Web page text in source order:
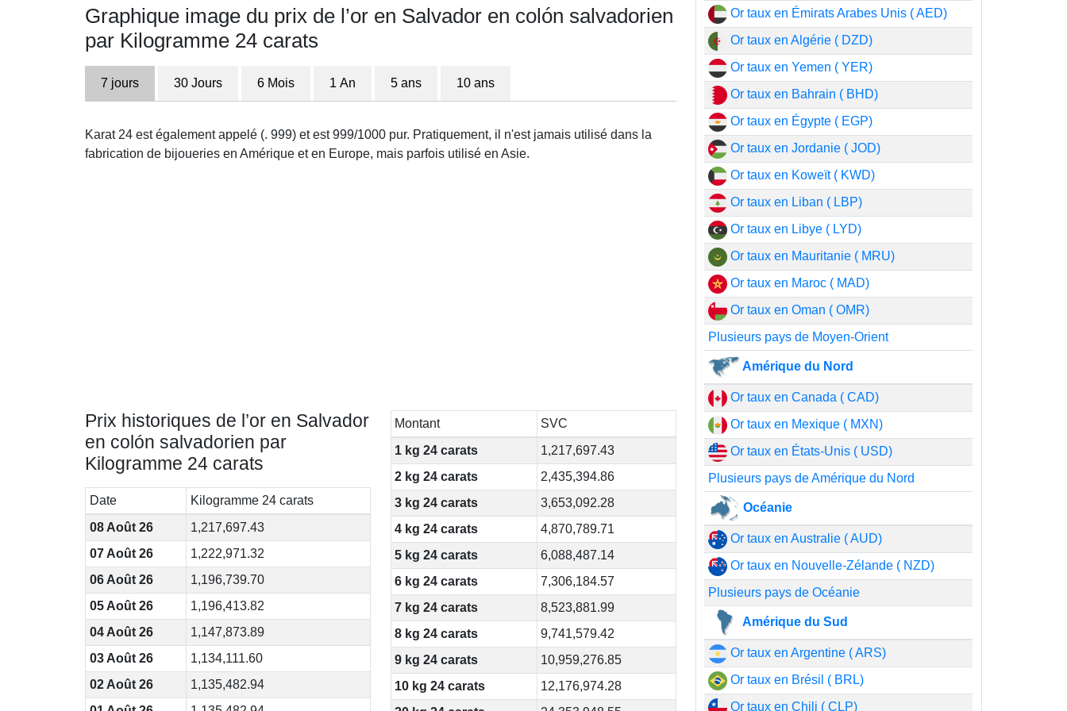
Graphique image du prix de l’or en Salvador en colón salvadorien
par Kilogramme 24 carats
7 jours 30 Jours 6 Mois 1 An 5 ans 10 ans
Karat 24 est également appelé (. 999) et est 999/1000 pur. Pratiquement, il n'est jamais utilisé dans la
fabrication de bijoueries en Amérique et en Europe, mais parfois utilisé en Asie.
Prix historiques de l’or en Salvador
en colón salvadorien par
Kilogramme 24 carats
Date
Kilogramme 24 carats
08 Août 26
1,217,697.43
07 Août 26
1,222,971.32
06 Août 26
1,196,739.70
05 Août 26
1,196,413.82
04 Août 26
1,147,873.89
03 Août 26
1,134,111.60
02 Août 26
1,135,482.94
Montant
SVC
1 kg 24 carats
1,217,697.43
2 kg 24 carats
2,435,394.86
3 kg 24 carats
3,653,092.28
4 kg 24 carats
4,870,789.71
5 kg 24 carats
6,088,487.14
6 kg 24 carats
7,306,184.57
7 kg 24 carats
8,523,881.99
8 kg 24 carats
9,741,579.42
9 kg 24 carats
10,959,276.85
10 kg 24 carats
12,176,974.28
Or taux en Émirats Arabes Unis ( AED)
Or taux en Algérie ( DZD)
Or taux en Yemen ( YER)
Or taux en Bahrain ( BHD)
Or taux en Égypte ( EGP)
Or taux en Jordanie ( JOD)
Or taux en Koweït ( KWD)
Or taux en Liban ( LBP)
Or taux en Libye ( LYD)
Or taux en Mauritanie ( MRU)
Or taux en Maroc ( MAD)
Or taux en Oman ( OMR)
Plusieurs pays de Moyen-Orient
Amérique du Nord
Or taux en Canada ( CAD)
Or taux en Mexique ( MXN)
Or taux en États-Unis ( USD)
Plusieurs pays de Amérique du Nord
Océanie
Or taux en Australie ( AUD)
Or taux en Nouvelle-Zélande ( NZD)
Plusieurs pays de Océanie
Amérique du Sud
Or taux en Argentine ( ARS)
Or taux en Brésil ( BRL)
Or taux en Chili ( CLP)